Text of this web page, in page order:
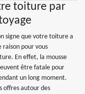
toiture par
signe que votre toiture a
raison pour vous
En effet, la mousse
être fatale pour
un long moment.
offres autour des